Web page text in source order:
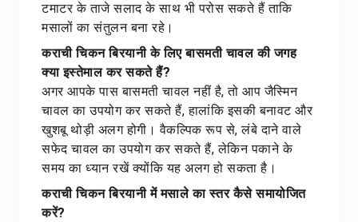
टमाटर के ताजे सलाद के साथ भी परोस सकते हैं ताकि
मसालों का संतुलन बना रहे।
कराची चिकन बिरयानी के लिए बासमती चावल की जगह
क्या इस्तेमाल कर सकते हैं?
अगर आपके पास बासमती चावल नहीं है, तो आप जैस्मिन
चावल का उपयोग कर सकते हैं, हालांकि इसकी बनावट और
खुशबू थोड़ी अलग होगी। वैकल्पिक रूप से, लंबे दाने वाले
सफेद चावल का उपयोग कर सकते हैं, लेकिन पकाने के
समय का ध्यान रखें क्योंकि यह अलग हो सकता है।
कराची चिकन बिरयानी में मसाले का स्तर कैसे समायोजित
करें?